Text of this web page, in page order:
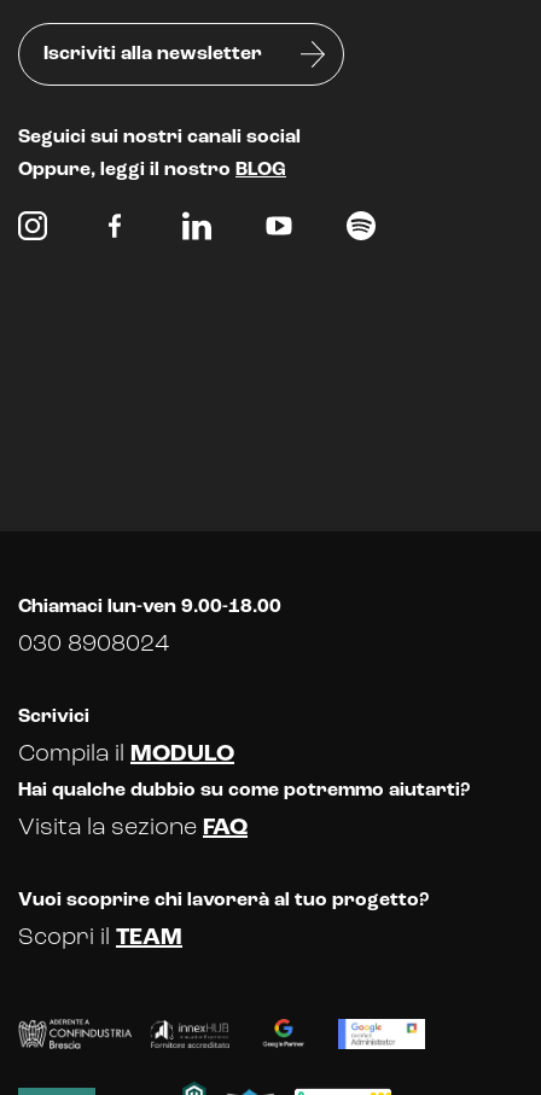
Iscriviti alla newsletter
Seguici sui nostri canali social
Oppure, leggi il nostro BLOG
Chiamaci lun-ven 9.00-18.00
030 8908024
Scrivici
Compila il MODULO
Hai qualche dubbio su come potremmo aiutarti?
Visita la sezione FAQ
Vuoi scoprire chi lavorerà al tuo progetto?
Scopri il TEAM